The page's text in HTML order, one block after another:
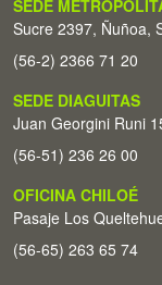
SEDE
Sucre 2397, Ñuñoa,
(56-2) 2366 71 20
SEDE DIAGUITAS
Juan Georgini Runi
(56-51) 236 26 00
OFICINA CHILOÉ
Pasaje Los
(56-65) 263 65 74